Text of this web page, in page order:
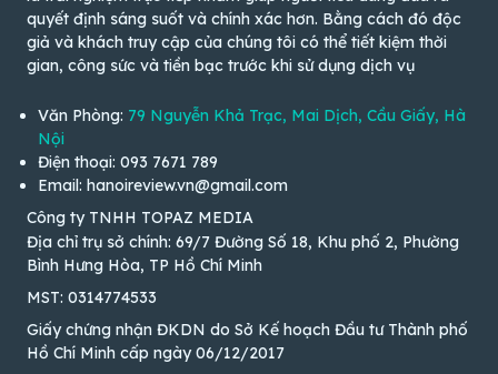
quyết định sáng suốt và chính xác hơn. Bằng cách đó độc
giả và khách truy cập của chúng tôi có thể tiết kiệm thời
gian, công sức và tiền bạc trước khi sử dụng dịch vụ
Văn Phòng: 79 Nguyễn Khả Trạc, Mai Dịch, Cầu Giấy, Hà
Nội
Điện thoại: 093 7671 789
Email: hanoireview.vn@gmail.com
Công ty TNHH TOPAZ MEDIA
Địa chỉ trụ sở chính: 69/7 Đường Số 18, Khu phố 2, Phường
Bình Hưng Hòa, TP Hồ Chí Minh
MST: 0314774533
Giấy chứng nhận ĐKDN do Sở Kế hoạch Đầu tư Thành phố
Hồ Chí Minh cấp ngày 06/12/2017